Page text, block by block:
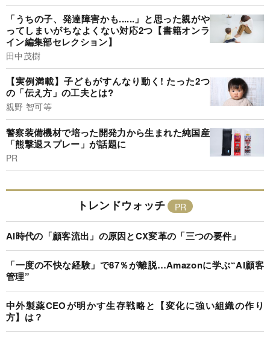
「うちの子、発達障害かも......」と思った親がや
ってしまいがちなよくない対応2つ【書籍オンラ
イン編集部セレクション】
田中茂樹
【実例満載】子どもがすんなり動く! たった2つ
の「伝え方」の工夫とは?
親野 智可等
警察装備機材で培った開発力から生まれた純国産
「熊撃退スプレー」が話題に
PR
トレンドウォッチ
AI時代の「顧客流出」の原因とCX変革の「三つの要件」
「一度の不快な経験」で87％が離脱…Amazonに学ぶ“AI顧客
管理”
中外製薬CEOが明かす生存戦略と【変化に強い組織の作り
方】は？